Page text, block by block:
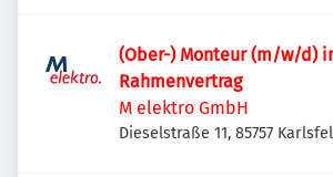
(Ober-) Monteur (m/w/d)
Rahmenvertrag
M elektro GmbH
Dieselstraße 11, 85757